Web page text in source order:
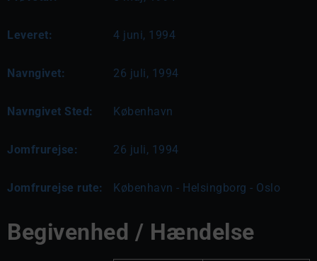
Leveret: 4 juni, 1994
Navngivet: 26 juli, 1994
Navngivet Sted: København
Jomfrurejse: 26 juli, 1994
Jomfrurejse rute: København - Helsingborg - Oslo
Begivenhed / Hændelse